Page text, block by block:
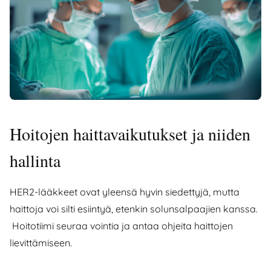
Hoitojen haittavaikutukset ja niiden
hallinta
HER2-lääkkeet ovat yleensä hyvin siedettyjä, mutta
haittoja voi silti esiintyä, etenkin solunsalpaajien kanssa.
Hoitotiimi seuraa vointia ja antaa ohjeita haittojen
lievittämiseen.